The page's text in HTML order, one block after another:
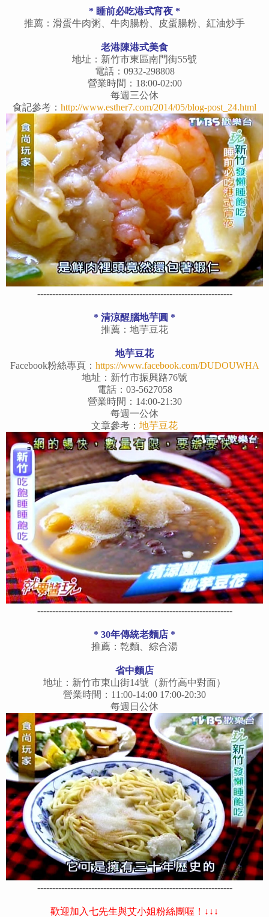
* 睡前必吃港式宵夜 *
推薦：滑蛋牛肉粥、牛肉腸粉、皮蛋腸粉、紅油炒手
老港陳港式美食
地址：新竹市東區南門街55號
電話：0932-298808
營業時間：18:00-02:00
每週三公休
食記參考： http://www.esther7.com/2014/05/blog-post_24.html
-----------------------------------------------------------------
* 清涼醒腦地芋圓 *
推薦：地芋豆花
地芋豆花
Facebook粉絲專頁： https://www.facebook.com/DUDOUWHA
地址：新竹市振興路76號
電話：03-5627058
營業時間：14:00-21:30
每週一公休
文章參考： 地芋豆花
-----------------------------------------------------------------
* 30年傳統老麵店 *
推薦：乾麵、綜合湯
省中麵店
地址：新竹市東山街14號（新竹高中對面）
營業時間：11:00-14:00 17:00-20:30
每週日公休
-----------------------------------------------------------------
歡迎加入七先生與艾小姐粉絲團喔！↓↓↓